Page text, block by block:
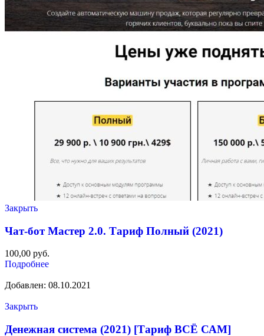
Закрыть
Чат-бот Мастер 2.0. Тариф Полный (2021)
100,00 руб.
Подробнее
Добавлен: 08.10.2021
Закрыть
Денежная система (2021) [Тариф ВСЁ САМ]